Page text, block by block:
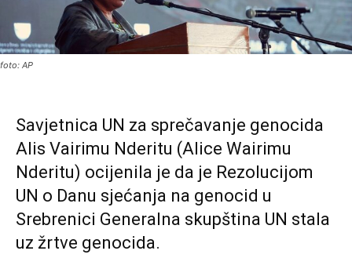
foto: AP
Savjetnica UN za sprečavanje genocida
Alis Vairimu Nderitu (Alice Wairimu
Nderitu) ocijenila je da je Rezolucijom
UN o Danu sjećanja na genocid u
Srebrenici Generalna skupština UN stala
uz žrtve genocida.